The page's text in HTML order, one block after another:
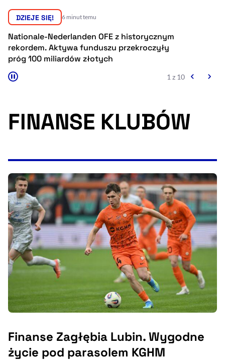
Ułatwienia dostępności wspierają:
Deklaracja dostępności, otwiera się w nowym oknie
Zgłoś problem
, otwiera się w
DZIEJE SIĘ! 6 minut temu
Nationale-Nederlanden OFE z historycznym
rekordem. Aktywa funduszu przekroczyły
próg 100 miliardów złotych
1 z 10
FINANSE KLUBÓW
Finanse Zagłębia Lubin. Wygodne
życie pod parasolem KGHM